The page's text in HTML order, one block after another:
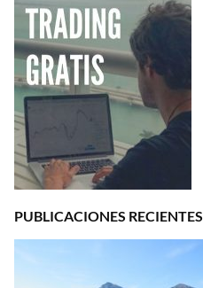
PUBLICACIONES RECIENTES